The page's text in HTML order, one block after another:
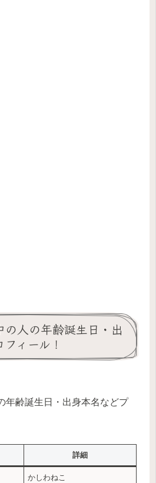
の人の年齢誕生日・出
ィール！
年齢誕生日・出身本名などプ
詳細
かしわねこ